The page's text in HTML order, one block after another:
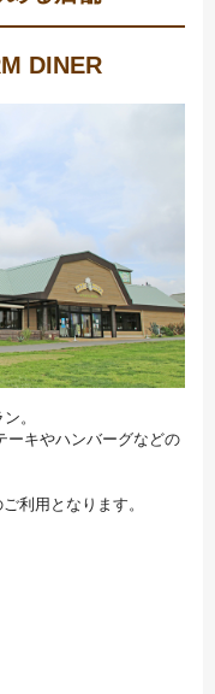
DINER
。
ーキやハンバーグなどの
利用となります。